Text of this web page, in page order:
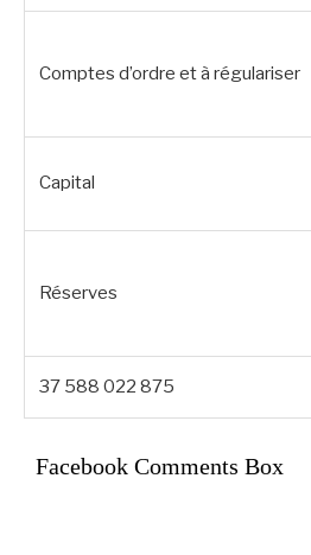
Comptes d’ordre et à régulariser
Capital
Réserves
37 588 022 875
Facebook Comments Box